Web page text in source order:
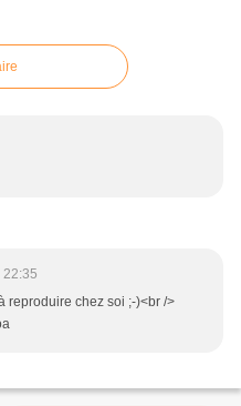
22:35
reproduire chez soi ;-)<br />